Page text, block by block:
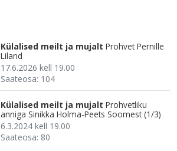
Külalised meilt ja mujalt Prohvet Pernille
Liland
17.6.2026 kell 19.00
Saateosa: 104
Külalised meilt ja mujalt Prohvetliku
anniga Sinikka Holma-Peets Soomest (1/3)
6.3.2024 kell 19.00
Saateosa: 80